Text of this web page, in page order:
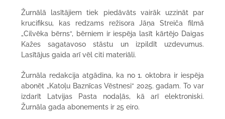
Žurnālā lasītājiem tiek piedāvāts vairāk uzzināt par
krucifiksu, kas redzams režisora Jāņa Streiča filmā
„Cilvēka bērns“, bērniem ir iespēja lasīt kārtējo Daigas
Kažes sagatavoso stāstu un izpildīt uzdevumus.
Lasītājus gaida arī vēl citi materiāli.
Žurnāla redakcija atgādina, ka no 1. oktobra ir iespēja
abonēt „Katoļu Baznīcas Vēstnesi“ 2025. gadam. To var
izdarīt Latvijas Pasta nodaļās, kā arī elektroniski.
Žurnāla gada abonements ir 25 eiro.